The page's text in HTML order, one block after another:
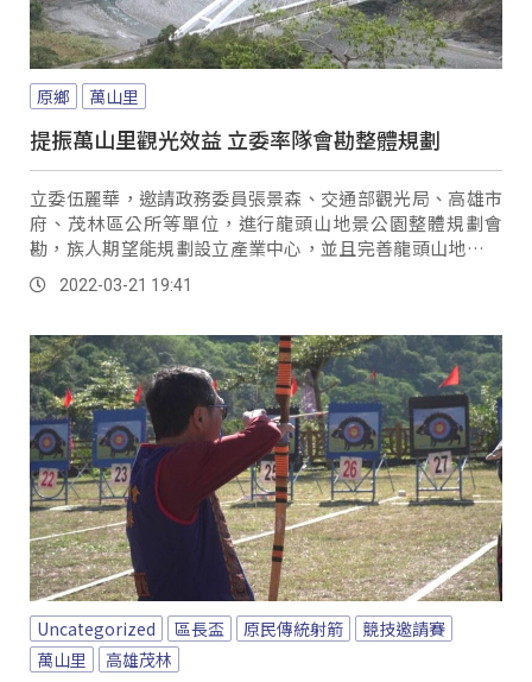
原鄉 萬山里
提振萬山里觀光效益 立委率隊會勘整體規劃
立委伍麗華，邀請政務委員張景森、交通部觀光局、高雄市
府、茂林區公所等單位，進行龍頭山地景公園整體規劃會
勘，族人期望能規劃設立產業中心，並且完善龍頭山地景、
萬山岩雕等景點，讓遊客停留。
2022-03-21 19:41
Uncategorized 區長盃 原民傳統射箭
競技邀請賽
萬山里
高雄茂林